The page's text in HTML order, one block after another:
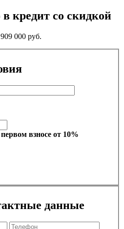
кредит со скидкой
000 руб.
взносе от 10%
данные